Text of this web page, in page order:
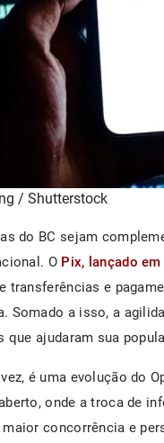
/ Shutterstock
do BC sejam
O Pix, lançado
transferências e
Somado a isso, a
ajudaram sua
é uma evolução do
onde a troca de
concorrência e